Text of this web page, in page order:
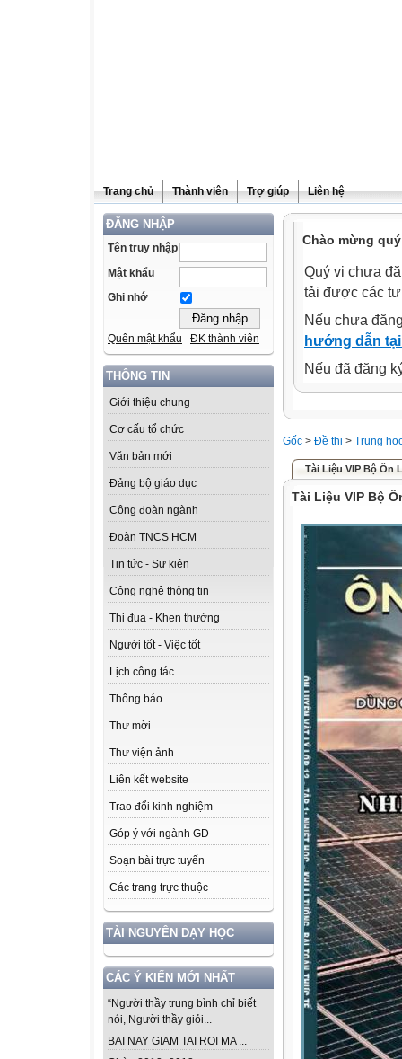
Trang chủ Thành viên Trợ giúp Liên hệ
ĐĂNG NHẬP
Tên truy nhập
Mật khẩu
Ghi nhớ
Quên mật khẩu ĐK thành viên
THÔNG TIN
Giới thiệu chung
Cơ cấu tổ chức
Văn bản mới
Đảng bộ giáo dục
Công đoàn ngành
Đoàn TNCS HCM
Tin tức - Sự kiện
Công nghệ thông tin
Thi đua - Khen thưởng
Người tốt - Việc tốt
Lịch công tác
Thông báo
Thư mời
Thư viện ảnh
Liên kết website
Trao đổi kinh nghiệm
Góp ý với ngành GD
Soạn bài trực tuyến
Các trang trực thuộc
TÀI NGUYÊN DẠY HỌC
CÁC Ý KIẾN MỚI NHẤT
“Người thầy trung bình chỉ biết
nói, Người thầy giỏi...
BAI NAY GIAM TAI ROI MA ...
Chào mừng
Quý vị chưa
tải được các
Nếu chưa
hướng dẫn
Nếu đã đăng
Gốc > Đề thi > Trung
Tài Liệu VIP Bộ Ôn
Tài Liệu VIP Bộ